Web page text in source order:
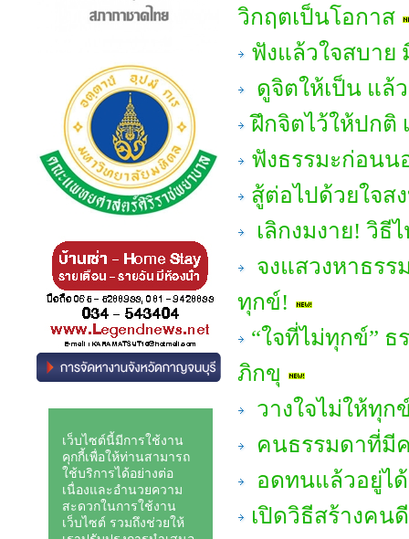
วิกฤตเป็นโอกาส
ฟังแล้วใจสบาย
ดูจิตให้เป็น แล้
ฝึกจิตไว้ให้ปก
ฟังธรรมะก่อนน
สู้ต่อไปด้วยใจ
เลิกงมงาย! วิ
จงแสวงหาธรร
ทุกข์!
“ใจที่ไม่ทุกข์”
ภิกขุ
วางใจไม่ให้ทุก
คนธรรมดาที่มี
อดทนแล้วอยู่ไ
เปิดวิธีสร้างคน